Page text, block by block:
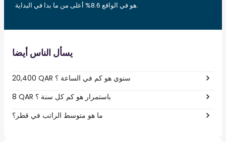
هو في الواقع 8.6% أعلى من ما بدا في البداية.
يسأل الناس أيضا
20,400 QAR سنوي هو كم في الساعة ؟
8 QAR باستمرار هو كم كل سنة ؟
ما هو متوسط الراتب في قطر؟